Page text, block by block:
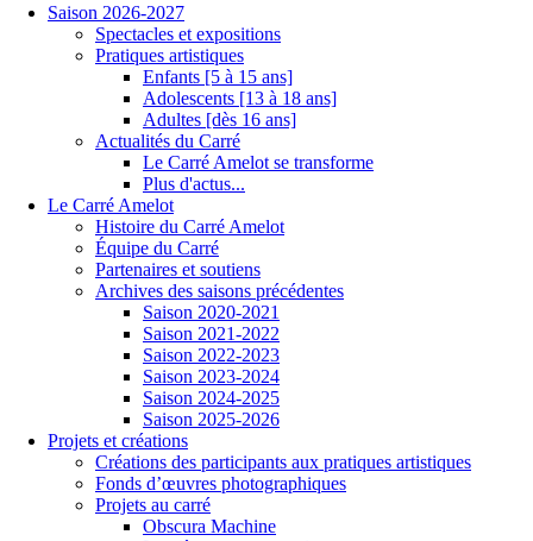
Saison 2026-2027
Spectacles et expositions
Pratiques artistiques
Enfants [5 à 15 ans]
Adolescents [13 à 18 ans]
Adultes [dès 16 ans]
Actualités du Carré
Le Carré Amelot se transforme
Plus d'actus...
Le Carré Amelot
Histoire du Carré Amelot
Équipe du Carré
Partenaires et soutiens
Archives des saisons précédentes
Saison 2020-2021
Saison 2021-2022
Saison 2022-2023
Saison 2023-2024
Saison 2024-2025
Saison 2025-2026
Projets et créations
Créations des participants aux pratiques artistiques
Fonds d’œuvres photographiques
Projets au carré
Obscura Machine